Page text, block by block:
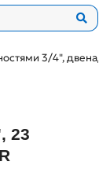
3/4",
23